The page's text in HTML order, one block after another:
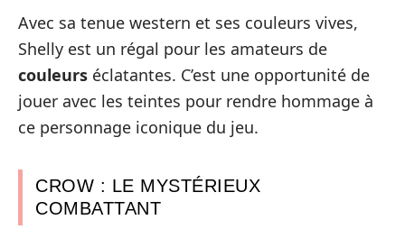
Avec sa tenue western et ses couleurs vives,
Shelly est un régal pour les amateurs de
couleurs éclatantes. C’est une opportunité de
jouer avec les teintes pour rendre hommage à
ce personnage iconique du jeu.
CROW : LE MYSTÉRIEUX
COMBATTANT